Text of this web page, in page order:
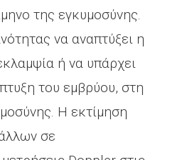
της εγκυμοσύνης.
να αναπτύξει η
ή να υπάρχει
του εμβρύου, στη
Η εκτίμηση
σε